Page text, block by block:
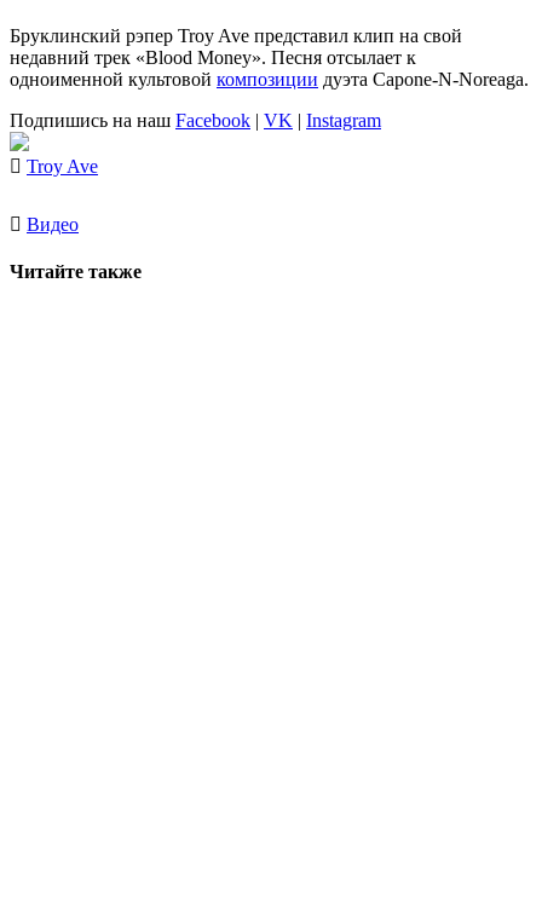
Бруклинский рэпер Troy Ave представил клип на свой
недавний трек «Blood Money». Песня отсылает к
одноименной культовой композиции дуэта Capone-N-Noreaga.
Подпишись на наш Facebook | VK | Instagram
Troy Ave
Видео
Читайте также